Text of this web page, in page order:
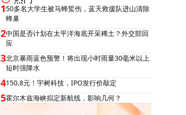
150多名大学生被马蜂蜇伤，蓝天救援队进山清除
蜂巢
2中国是否计划在太平洋海底开采稀土？外交部回
应
3北京暴雨蓝色预警！将出现小时雨量30毫米以上
短时强降水
4150.8元！宇树科技，IPO发行价敲定
5霍尔木兹海峡拟定新航线，影响几何？